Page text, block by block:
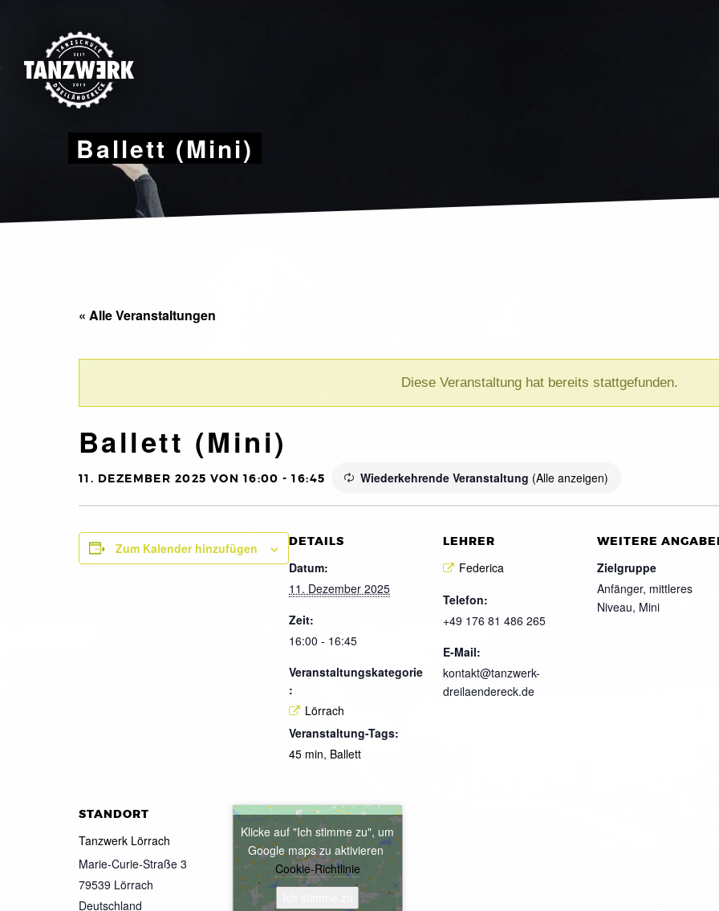
Ballett (Mini)
« Alle Veranstaltungen
Diese Veranstaltung hat bereits stattgefunden.
Ballett (Mini)
11. DEZEMBER 2025 VON 16:00 -16:45 Wiederkehrende Veranstaltung (Alle anzeigen)
Zum Kalender hinzufügen DETAILS
Datum:
11. Dezember 2025
Zeit:
16:00 - 16:45
Veranstaltungskategorie
:
Lörrach
Veranstaltung-Tags:
45 min, Ballett
LEHRER
Federica
Telefon:
+49 176 81 486 265
E-Mail:
kontakt@tanzwerk-
dreilaendereck.de
WEITERE
Zielgruppe
Anfänger, mittleres
Niveau, Mini
STANDORT
Tanzwerk Lörrach
Marie-Curie-Straße 3
79539 Lörrach
Deutschland
Klicke auf "Ich stimme zu", um
Google maps zu aktivieren
Cookie-Richtlinie